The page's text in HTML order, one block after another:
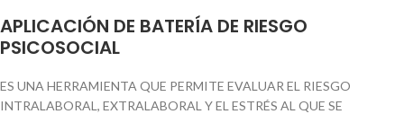
APLICACIÓN DE BATERÍA DE RIESGO
PSICOSOCIAL
ES UNA HERRAMIENTA QUE PERMITE EVALUAR EL RIESGO
INTRALABORAL, EXTRALABORAL Y EL ESTRÉS AL QUE SE